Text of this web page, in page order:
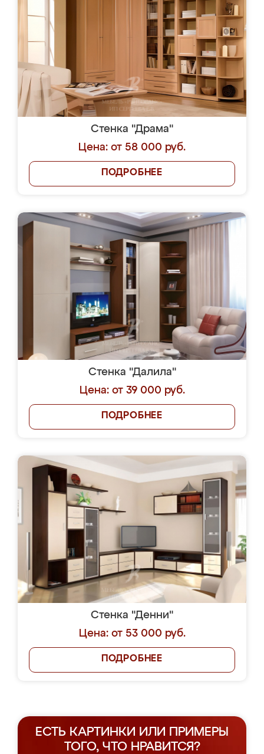
Стенка "Драма"
Цена: от 58 000 руб.
ПОДРОБНЕЕ
Стенка "Далила"
Цена: от 39 000 руб.
ПОДРОБНЕЕ
Стенка "Денни"
Цена: от 53 000 руб.
ПОДРОБНЕЕ
ЕСТЬ КАРТИНКИ ИЛИ ПРИМЕРЫ
ТОГО, ЧТО НРАВИТСЯ?